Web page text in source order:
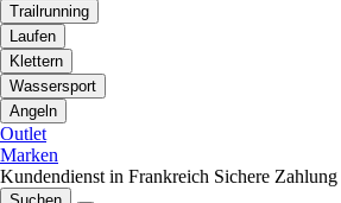
Trailrunning
Laufen
Klettern
Wassersport
Angeln
Outlet
Marken
Kundendienst in Frankreich Sichere Zahlung